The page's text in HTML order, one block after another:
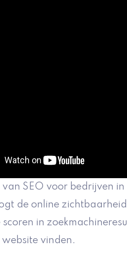
van SEO voor bedrijven in
de online
scoren in
vinden.